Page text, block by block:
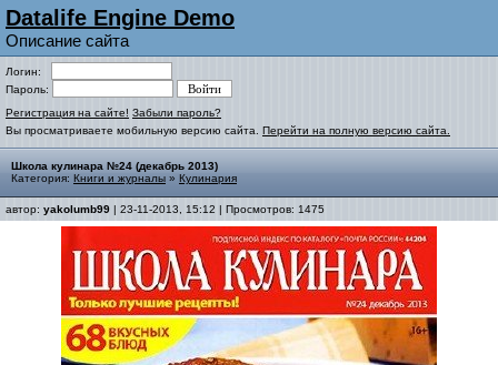
Datalife Engine Demo
Описание сайта
Логин:
Пароль:
Регистрация на сайте! Забыли пароль?
Вы просматриваете мобильную версию сайта. Перейти на полную версию сайта.
Школа кулинара №24 (декабрь 2013)
Категория: Книги и журналы » Кулинария
автор: yakolumb99 | 23-11-2013, 15:12 | Просмотров: 1475